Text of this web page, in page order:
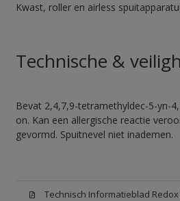
Kwast, roller en airless
Technische &
Bevat 2,4,7,9-tetramethyldec-5-yn-
on. Kan een allergische reactie
gevormd. Spuitnevel niet inademen.
Technisch Informatieblad Redox